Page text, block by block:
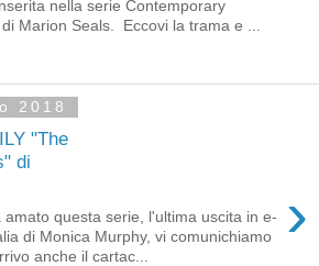
nella serie Contemporary
Marion Seals. Eccovi la trama e ...
2018
"The
di
›
amato questa serie, l'ultima uscita in e-
di Monica Murphy, vi comunichiamo
anche il cartac...